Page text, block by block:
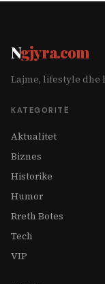
Ngjyra.com
Lajme, lifestyle dhe
KATEGORITË
Aktualitet
Biznes
Historike
Humor
Rreth Botes
Tech
VIP